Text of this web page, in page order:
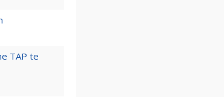
TAP te